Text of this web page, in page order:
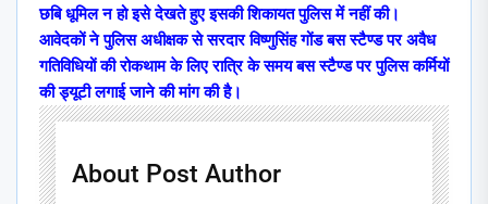
छबि धूमिल न हो इसे देखते हुए इसकी शिकायत पुलिस में नहीं की।
आवेदकों ने पुलिस अधीक्षक से सरदार विष्णुसिंह गोंड बस स्टैण्ड पर अवैध
गतिविधियों की रोकथाम के लिए रात्रि के समय बस स्टैण्ड पर पुलिस कर्मियों
की ड्यूटी लगाई जाने की मांग की है।
About Post Author